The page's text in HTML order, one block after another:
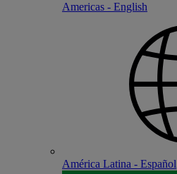
Americas - English
América Latina - Español